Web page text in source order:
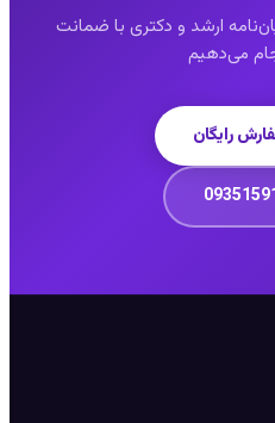
ارشد و دکتری با ضمانت
می‌دهیم
رایگان